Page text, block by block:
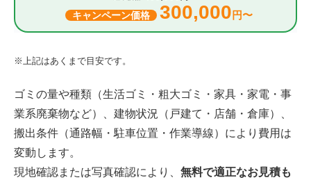
キャンペーン価格 300,000 円〜
※上記はあくまで目安です。
ゴミの量や種類（生活ゴミ・粗大ゴミ・家具・家電・事
業系廃棄物など）、建物状況（戸建て・店舗・倉庫）、
搬出条件（通路幅・駐車位置・作業導線）により費用は
変動します。
現地確認または写真確認により、 無料で適正なお見積も